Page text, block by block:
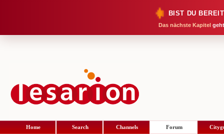
BIST DU
Das nächste Kapitel
Home Search Channels Forum